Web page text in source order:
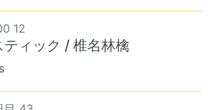
12
ィック / 椎名林檎